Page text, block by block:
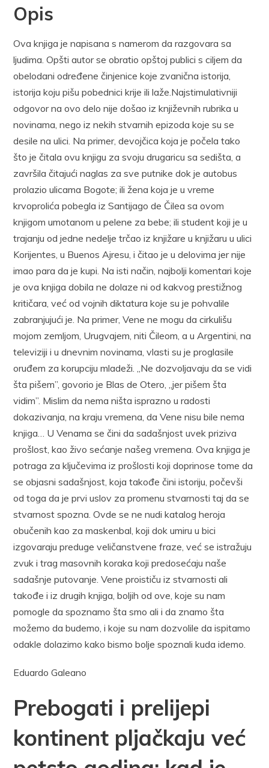
Opis
Ova knjiga je napisana s namerom da razgovara sa
ljudima. Opšti autor se obratio opštoj publici s ciljem da
obelodani određene činjenice koje zvanična istorija,
istorija koju pišu pobednici krije ili laže.Najstimulativniji
odgovor na ovo delo nije došao iz književnih rubrika u
novinama, nego iz nekih stvarnih epizoda koje su se
desile na ulici. Na primer, devojčica koja je počela tako
što je čitala ovu knjigu za svoju drugaricu sa sedišta, a
završila čitajući naglas za sve putnike dok je autobus
prolazio ulicama Bogote; ili žena koja je u vreme
krvoprolića pobegla iz Santijago de Čilea sa ovom
knjigom umotanom u pelene za bebe; ili student koji je u
trajanju od jedne nedelje trčao iz knjižare u knjižaru u ulici
Korijentes, u Buenos Ajresu, i čitao je u delovima jer nije
imao para da je kupi. Na isti način, najbolji komentari koje
je ova knjiga dobila ne dolaze ni od kakvog prestižnog
kritičara, već od vojnih diktatura koje su je pohvalile
zabranjujući je. Na primer, Vene ne mogu da cirkulišu
mojom zemljom, Urugvajem, niti Čileom, a u Argentini, na
televiziji i u dnevnim novinama, vlasti su je proglasile
oruđem za korupciju mladeži. „Ne dozvoljavaju da se vidi
šta pišem”, govorio je Blas de Otero, „jer pišem šta
vidim”. Mislim da nema ništa isprazno u radosti
dokazivanja, na kraju vremena, da Vene nisu bile nema
knjiga… U Venama se čini da sadašnjost uvek priziva
prošlost, kao živo sećanje našeg vremena. Ova knjiga je
potraga za ključevima iz prošlosti koji doprinose tome da
se objasni sadašnjost, koja takođe čini istoriju, počevši
od toga da je prvi uslov za promenu stvarnosti taj da se
stvarnost spozna. Ovde se ne nudi katalog heroja
obučenih kao za maskenbal, koji dok umiru u bici
izgovaraju preduge veličanstvene fraze, već se istražuju
zvuk i trag masovnih koraka koji predosećaju naše
sadašnje putovanje. Vene proističu iz stvarnosti ali
takođe i iz drugih knjiga, boljih od ove, koje su nam
pomogle da spoznamo šta smo ali i da znamo šta
možemo da budemo, i koje su nam dozvolile da ispitamo
odakle dolazimo kako bismo bolje spoznali kuda idemo.
Eduardo Galeano
Prebogati i prelijepi
kontinent pljačkaju već